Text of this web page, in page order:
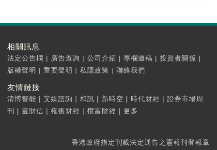
相關訊息
法定公告欄 | 廣告查詢 | 公司介紹 | 專欄邀稿 | 投資者關係 |
版權聲明 | 重要聲明 | 私隱政策 | 聯絡我們
友情鏈接
清博智能 | 艾媒諮詢 | 和訊 | 新時空 | 時代財經 | 證券市場周
刊
| 壹財信 | 權衡財經 | 攬富財經 | 更多...
香港政府指定刊載法定通告之憲報刊登報章